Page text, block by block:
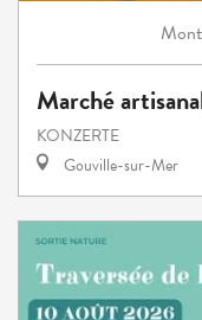
Marché
KONZERTE
Gouville-sur-Mer